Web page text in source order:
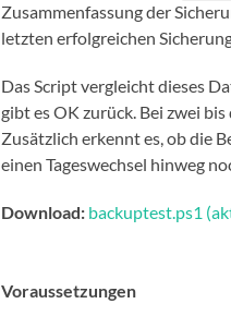
Zusammenfassung der
letzten erfolgreichen
Das Script vergleicht dieses
gibt es OK zurück. Bei zwei
Zusätzlich erkennt es, ob die
einen Tageswechsel hinweg
Download: backuptest.ps1
Voraussetzungen